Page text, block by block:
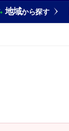
地域から探す